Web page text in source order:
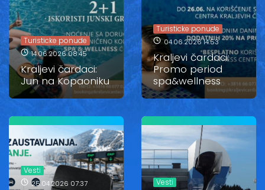
Turisticke ponude
14.06.2026 08:45
Kraljevi čardaci:
Jun na Kopaoniku
Turisticke ponude
04.06.2026 14:53
Kraljevi čardaci:
Promo period
spa&wellness
Vesti
25.04.2026 07:37 Vesti